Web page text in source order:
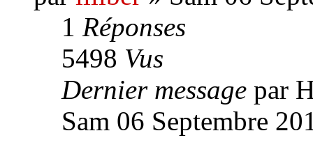
1 Réponses
5498 Vus
Dernier message par
Sam 06 Septembre